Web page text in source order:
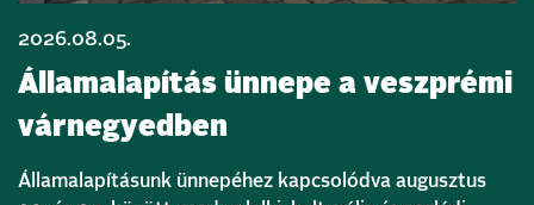
2026.08.05.
Államalapítás ünnepe a veszprémi
várnegyedben
Államalapításunk ünnepéhez kapcsolódva augusztus